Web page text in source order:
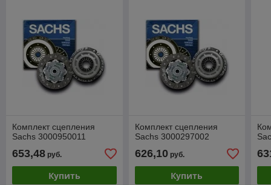
Комплект сцепления
Sachs 3000950011
653,48 руб.
Купить
Комплект сцепления
Sachs 3000297002
626,10руб.
Купить